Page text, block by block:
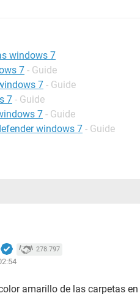
windows 7
7 - Guide
7 - Guide
7 - Guide
7 - Guide
windows 7 - Guide
278.797
amarillo de las carpetas